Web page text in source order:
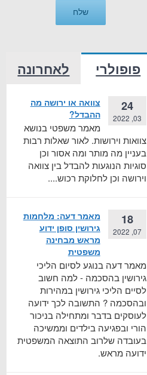
פופולרי לאחרונה
24
03, 2022
צוואה או ירושה מה
ההבדל?
מאמר משפטי בנושא
צוואות וירושות. לאור שאלות רבות
בעניין מה מותר ומה אסור וכן
סוגיות הנוגעות להבדל בין צוואה
וירושה וכן לחלוקת רכוש....
18
07, 2022
מאמר דעה: מלחמות
גירושין סופן ידוע
מראש מבחינה
משפטית
מאמר דעה בנוגע לסיום הליכי
גירושין בהסכמה - למה חשוב
לסיים הליכי גירושין במהירות
ובהסכמה ? התשובה לכך ידועה
לעוסקים בדבר ומתחילה בניכור
הורי ובפגיעה בילדים וממשיכה
בעובדה שלרוב התוצאה המשפטית
ידועה מראש.